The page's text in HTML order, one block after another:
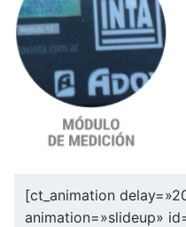
[ct_animation
animation=»slideup»